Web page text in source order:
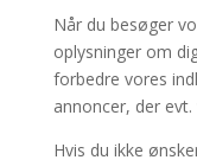
Når du besøger
oplysninger om
forbedre vores
annoncer, der evt.
Hvis du ikke